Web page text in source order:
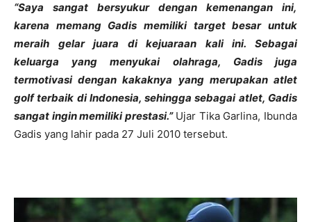
“Saya sangat bersyukur dengan kemenangan ini,
karena memang Gadis memiliki target besar untuk
meraih gelar juara di kejuaraan kali ini. Sebagai
keluarga yang menyukai olahraga, Gadis juga
termotivasi dengan kakaknya yang merupakan atlet
golf terbaik di Indonesia, sehingga sebagai atlet, Gadis
sangat ingin memiliki prestasi.” Ujar Tika Garlina, Ibunda
Gadis yang lahir pada 27 Juli 2010 tersebut.